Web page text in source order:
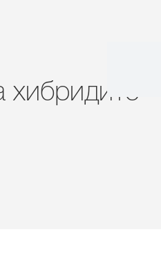
хибридите